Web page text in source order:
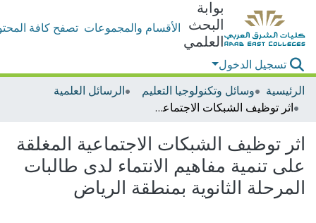
بوابة
البحث
العلمي
الأقسام والمجموعات تصفح كافة
تسجيل الدخول
الرئيسية
وسائل وتكنولوجيا التعليم
الرسائل العلمية
اثر توظيف الشبكات الاجتماعية المغلقة على تنمية مفاهيم الانتماء لدى طالبات المرحلة الثانوية بمنطقة الرياض
اثر توظيف الشبكات الاجتماعية المغلقة
على تنمية مفاهيم الانتماء لدى طالبات
المرحلة الثانوية بمنطقة الرياض